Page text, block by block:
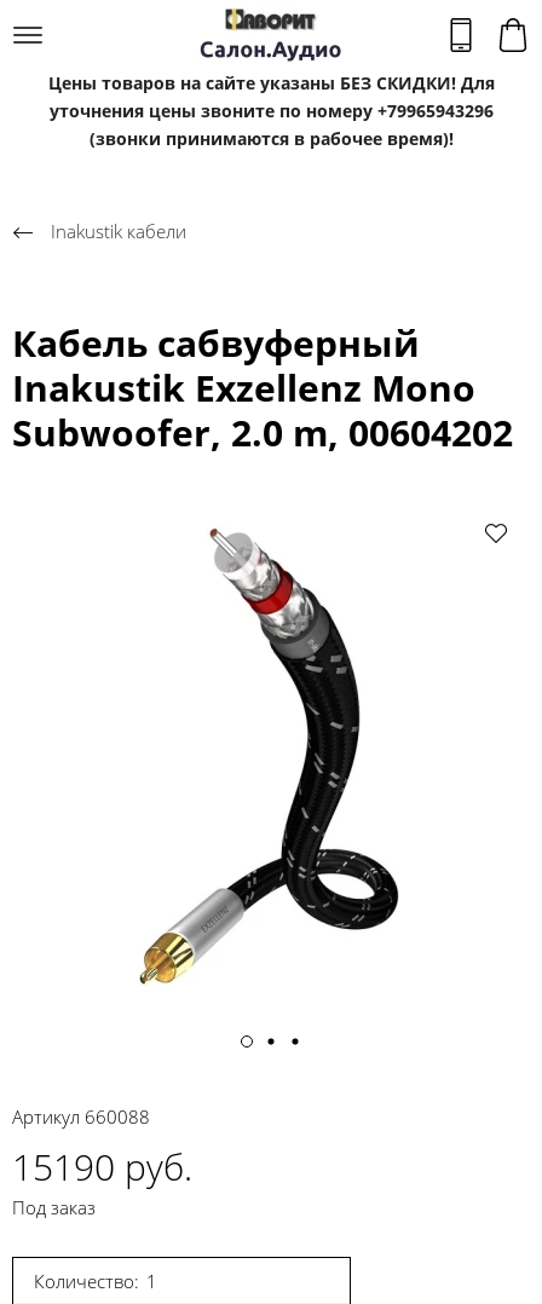
Цены товаров на сайте указаны БЕЗ СКИДКИ! Для
уточнения цены звоните по номеру +79965943296
(звонки принимаются в рабочее время)!
Inakustik кабели
Кабель сабвуферный
Inakustik Exzellenz Mono
Subwoofer, 2.0 m, 00604202
Артикул 660088
15190 руб.
Под заказ
Количество: